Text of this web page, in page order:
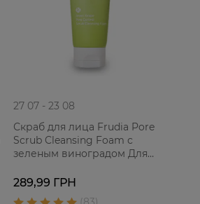
27 07 - 23 08
Скраб для лица Frudia Pore
Scrub Cleansing Foam с
зеленым виноградом Для
145 г
289,99 ГРН